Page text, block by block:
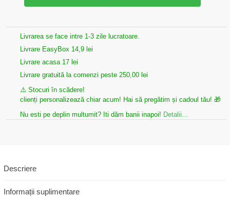
Livrarea se face intre 1-3 zile lucratoare.
Livrare EasyBox 14,9 lei
Livrare acasa 17 lei
Livrare gratuită la comenzi peste 250,00 lei
⚠️ Stocuri în scădere!
clienți personalizează chiar acum! Hai să pregătim și cadoul tău! 🎁
Nu esti pe deplin multumit? Iti dăm banii inapoi! Detalii…
Descriere
Informații suplimentare